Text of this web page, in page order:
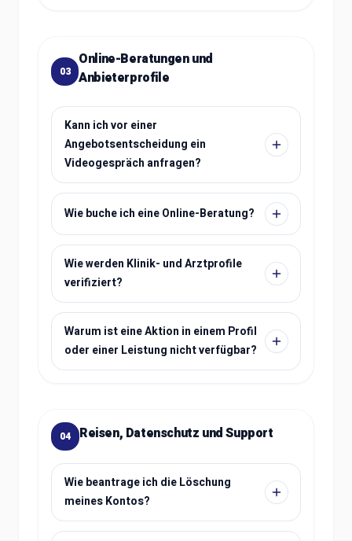
03
Online-Beratungen und
Anbieterprofile
Kann ich vor einer
Angebotsentscheidung ein
Videogespräch anfragen?
Wie buche ich eine Online-Beratung?
Wie werden Klinik- und Arztprofile
verifiziert?
Warum ist eine Aktion in einem Profil
oder einer Leistung nicht verfügbar?
04 Reisen, Datenschutz und Support
Wie beantrage ich die Löschung
meines Kontos?